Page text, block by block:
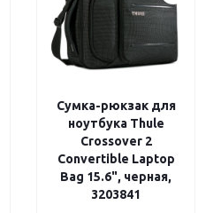
Сумка-рюкзак для
ноутбука Thule
Crossover 2
Convertible Laptop
Bag 15.6", черная,
3203841